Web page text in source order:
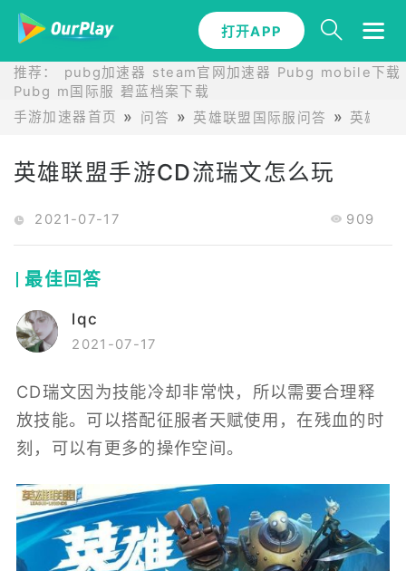
打开APP
推荐： pubg加速器 steam官网加速器 Pubg mobile下载
Pubg m国际服 碧蓝档案下载
手游加速器首页
问答 英雄联盟国际服问答 英雄联
英雄联盟手游CD流瑞文怎么玩
2021-07-17 909
最佳回答
lqc
2021-07-17
CD瑞文因为技能冷却非常快，所以需要合理释
放技能。可以搭配征服者天赋使用，在残血的时
刻，可以有更多的操作空间。